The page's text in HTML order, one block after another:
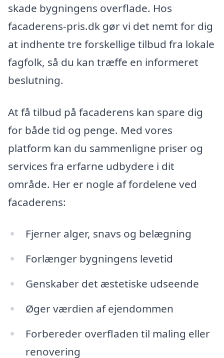
skade bygningens overflade. Hos
facaderens-pris.dk gør vi det nemt for dig
at indhente tre forskellige tilbud fra lokale
fagfolk, så du kan træffe en informeret
beslutning.
At få tilbud på facaderens kan spare dig
for både tid og penge. Med vores
platform kan du sammenligne priser og
services fra erfarne udbydere i dit
område. Her er nogle af fordelene ved
facaderens:
Fjerner alger, snavs og belægning
Forlænger bygningens levetid
Genskaber det æstetiske udseende
Øger værdien af ejendommen
Forbereder overfladen til maling eller
renovering